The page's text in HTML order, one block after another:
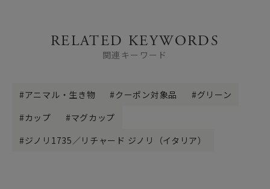
RELATED KEYWORDS
関連キーワード
アニマル・生き物 クーポン対象品
グリーン
カップ
マグカップ
ジノリ1735／リチャード ジノリ（イタリア）